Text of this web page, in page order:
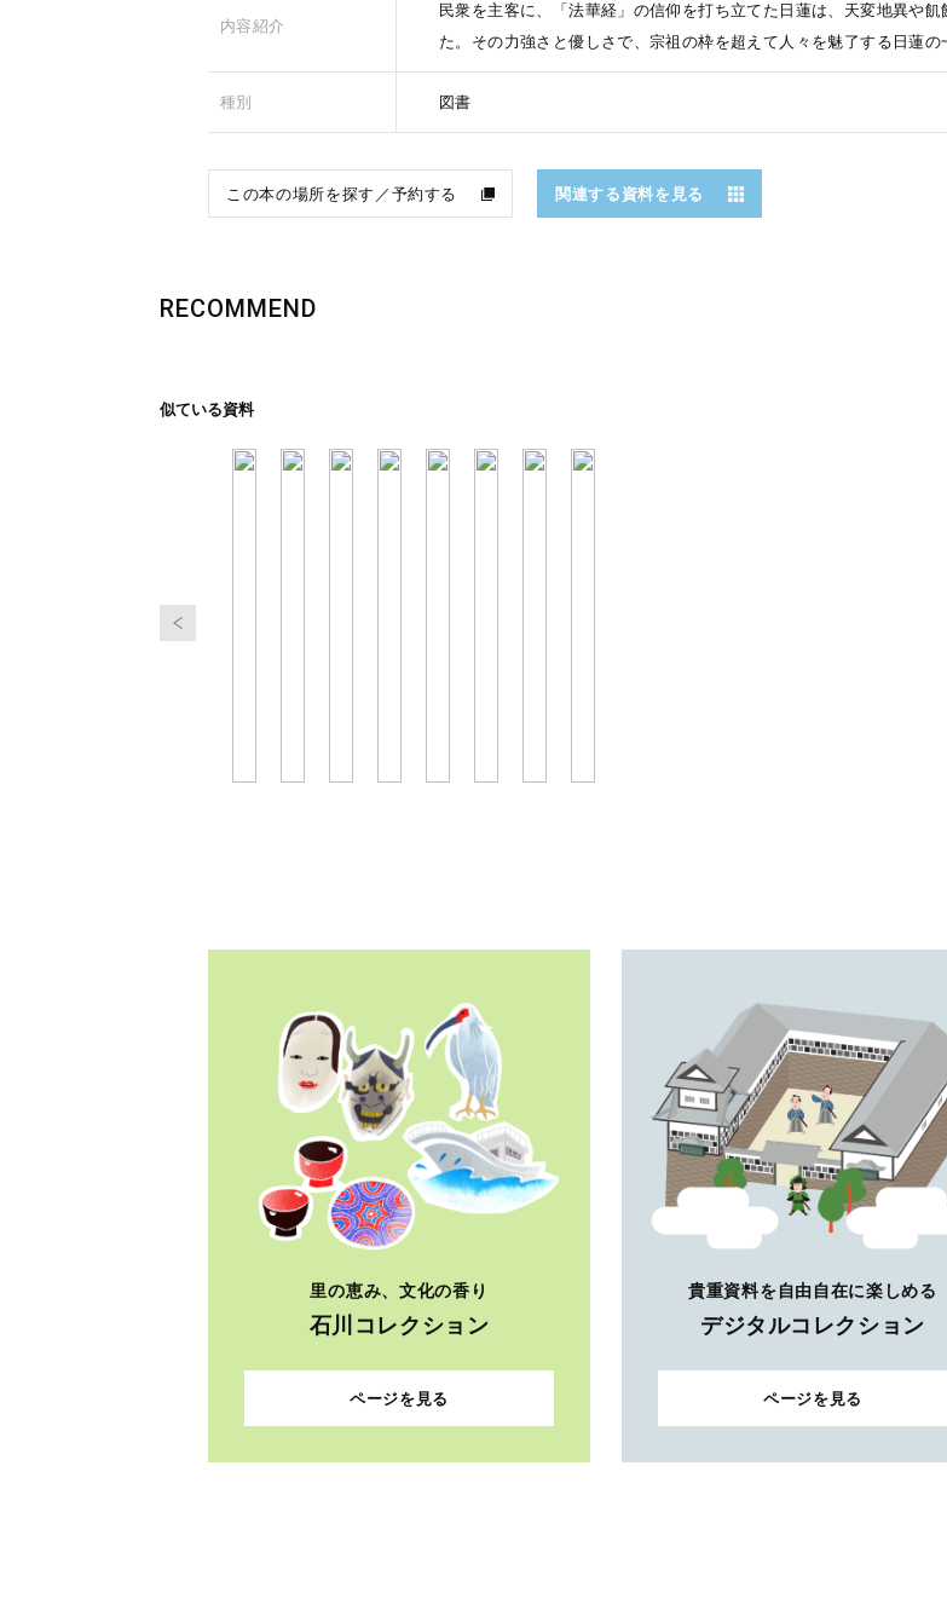
内容紹介
民衆を主客に、「法華経」の信仰を打ち立てた日蓮は、天変地異や
た。その力強さと優しさで、宗祖の枠を超えて人々を魅了する日蓮の
種別 図書
この本の場所を探す／予約する 関連する資料を見る
RECOMMEND
似ている資料
里の恵み、文化の香り
石川コレクション
ページを見る
貴重資料を自由自在に楽しめる
デジタルコレクション
ページを見る